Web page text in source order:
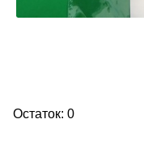
Остаток: 0